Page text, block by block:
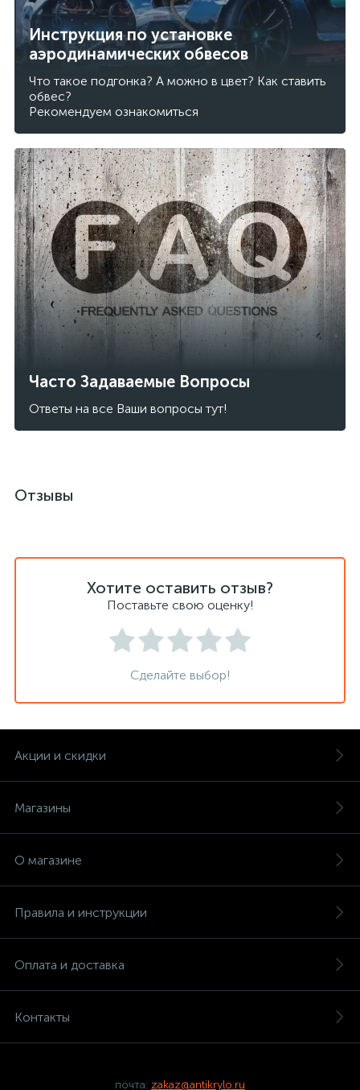
Инструкция по установке
аэродинамических обвесов
Что такое подгонка? А можно в цвет? Как ставить
обвес?
Рекомендуем ознакомиться
Часто Задаваемые Вопросы
Ответы на все Ваши вопросы тут!
Отзывы
Хотите оставить отзыв?
Поставьте свою оценку!
Сделайте выбор!
Акции и скидки
Магазины
О магазине
Правила и инструкции
Оплата и доставка
Контакты
почта: zakaz@antikrylo.ru